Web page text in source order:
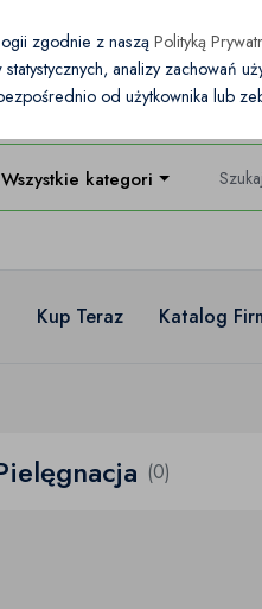
Wszystkie kategorie
Kup Teraz Katalog
(0)
zgodnie z naszą Polityką
analizy zachowań
od użytkownika lub